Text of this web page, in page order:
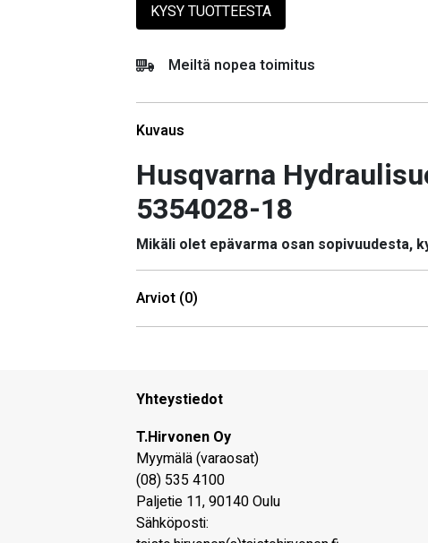
KYSY TUOTTEESTA
Meiltä nopea toimitus
Kuvaus
Husqvarna
5354028-18
Mikäli olet epävarma osan sopivuudesta,
Arviot (0)
Yhteystiedot
T.Hirvonen Oy
Myymälä (varaosat)
(08) 535 4100
Paljetie 11,90140Oulu
Sähköposti: